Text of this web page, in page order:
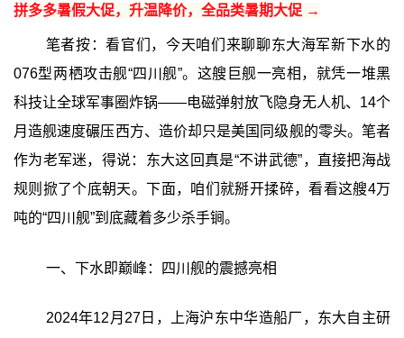
拼多多暑假大促，升温降价，全品类暑期大促 →
笔者按：看官们，今天咱们来聊聊东大海军新下水的
076型两栖攻击舰“四川舰”。这艘巨舰一亮相，就凭一堆黑
科技让全球军事圈炸锅——电磁弹射放飞隐身无人机、14个
月造舰速度碾压西方、造价却只是美国同级舰的零头。笔者
作为老军迷，得说：东大这回真是“不讲武德”，直接把海战
规则掀了个底朝天。下面，咱们就掰开揉碎，看看这艘4万
吨的“四川舰”到底藏着多少杀手锏。
一、下水即巅峰：四川舰的震撼亮相
2024年12月27日，上海沪东中华造船厂，东大自主研